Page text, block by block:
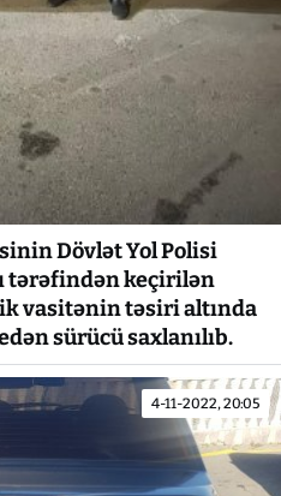
Dövlət Yol Polisi
tərəfindən keçirilən
vasitənin təsiri altında
sürücü saxlanılıb.
4-11-2022, 20:05